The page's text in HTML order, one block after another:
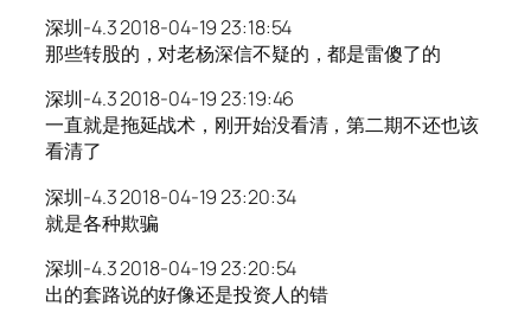
深圳-4.3 2018-04-19 23:18:54
那些转股的，对老杨深信不疑的，都是雷傻了的
深圳-4.3 2018-04-19 23:19:46
一直就是拖延战术，刚开始没看清，第二期不还也该
看清了
深圳-4.3 2018-04-19 23:20:34
就是各种欺骗
深圳-4.3 2018-04-19 23:20:54
出的套路说的好像还是投资人的错